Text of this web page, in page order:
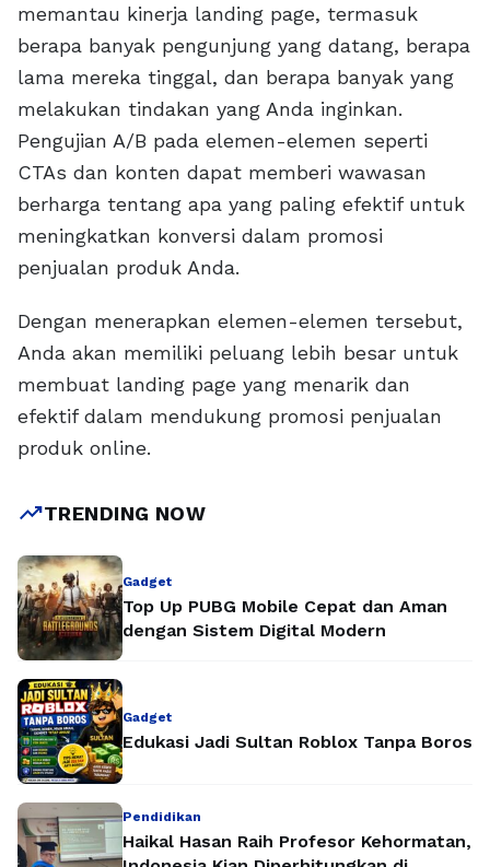
memantau kinerja landing page, termasuk
berapa banyak pengunjung yang datang, berapa
lama mereka tinggal, dan berapa banyak yang
melakukan tindakan yang Anda inginkan.
Pengujian A/B pada elemen-elemen seperti
CTAs dan konten dapat memberi wawasan
berharga tentang apa yang paling efektif untuk
meningkatkan konversi dalam promosi
penjualan produk Anda.
Dengan menerapkan elemen-elemen tersebut,
Anda akan memiliki peluang lebih besar untuk
membuat landing page yang menarik dan
efektif dalam mendukung promosi penjualan
produk online.
trending_upTRENDING NOW
Gadget
Top Up PUBG Mobile Cepat dan Aman
dengan Sistem Digital Modern
Gadget
Edukasi Jadi Sultan Roblox Tanpa Boros
Pendidikan
Haikal Hasan Raih Profesor Kehormatan,